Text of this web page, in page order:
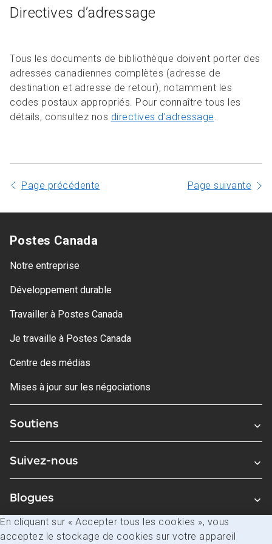
Directives d’adressage
Tous les documents de bibliothèque doivent porter des
adresses canadiennes complètes (adresse de
destination et adresse de retour), notamment les
codes postaux appropriés. Pour connaître tous les
détails, consultez nos directives d’adressage.
Page précédente Page suivante
Postes Canada
Notre entreprise
Développement durable
Travailler à Postes Canada
Je travaille à Postes Canada
Centre des médias
Mises à jour sur les négociations
Soutiens
Suivez-nous
Blogues
Avis juridiques
En cliquant sur « Accepter tous les cookies », vous
acceptez le stockage de cookies sur votre appareil